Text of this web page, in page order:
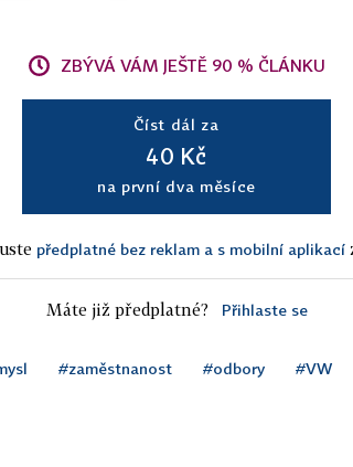
ZBÝVÁ VÁM JEŠTĚ 90 % ČLÁNKU
Číst dál za
40 Kč
na první dva měsíce
předplatné bez reklam a s mobilní aplikací
Máte již předplatné? Přihlaste se
#zaměstnanost #odbory #VW